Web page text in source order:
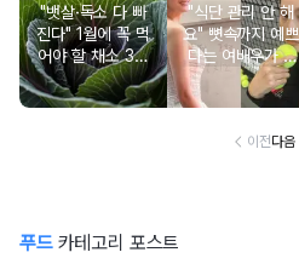
"뱃살·독소 다 빠
진다" 1월에 꼭 먹
어야 할 채소 3위
당근, 2위 비트, 1
위는?
"식단 관리 안 해
요" 뼛속까지 예쁘
다는 여배우가 4
년째 유지 중인 운
동법
이전다음
푸드카테고리 포스트